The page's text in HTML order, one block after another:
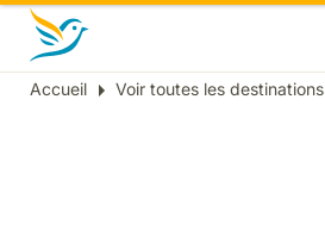
Fil
Accueil Voir toutes les destinations